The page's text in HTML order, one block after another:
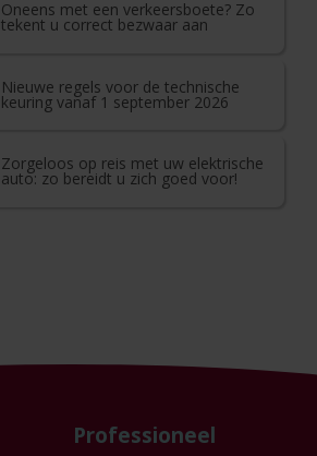
Oneens met een verkeersboete? Zo
tekent u correct bezwaar aan
Nieuwe regels voor de technische
keuring vanaf 1 september 2026
Zorgeloos op reis met uw elektrische
auto: zo bereidt u zich goed voor!
Professioneel